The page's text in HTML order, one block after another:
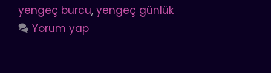
yengeç burcu, yengeç günlük
Yorum yap